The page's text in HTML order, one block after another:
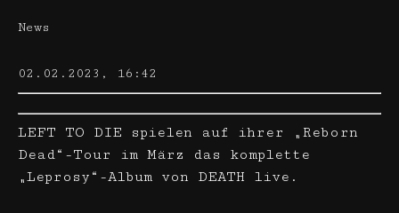
News
02.02.2023, 16:42
LEFT TO DIE spielen auf ihrer „Reborn
Dead“-Tour im März das komplette
„Leprosy“-Album von DEATH live.